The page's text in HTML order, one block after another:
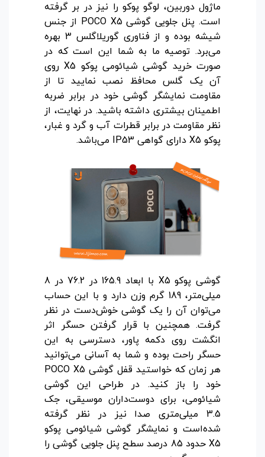
ماژول دوربین، لوگو پوکو را نیز در بر گرفته
است. پنل جلویی گوشی POCO X5 از جنس
شیشه بوده و از فناوری گوریلاگلس 3 بهره
می‌برد. توصیه ما به شما این است که در
صورت خرید گوشی شیائومی پوکو X5 روی
آن یک گلس محافظ نصب نمایید تا از
مقاومت نمایشگر گوشی خود در برابر ضربه
اطمینان بیشتری داشته باشید. در نهایت، از
نظر مقاومت در برابر قطرات آب و گرد و غبار،
پوکو X5 دارای گواهی IP53 می‌باشد.
گوشی پوکو X5 با ابعاد 165.9 در 76.2 در 8
میلی‌متر، 189 گرم وزن دارد و با این حساب
می‌توان آن را یک گوشی خوش‌دست در نظر
گرفت. همچنین با قرار گرفتن حسگر اثر
انگشت روی دکمه پاور، دسترسی به این
حسگر راحت بوده و شما به آسانی می‌توانید
هر زمان که خواستید قفل گوشی POCO X5
خود را باز کنید. در طراحی این گوشی
شیائومی، برای دوست‌داران موسیقی، جک
3.5 میلی‌متری صدا نیز در نظر گرفته
شده‌است و نمایشگر گوشی شیائومی پوکو
X5 حدود 85 درصد سطح پنل جلویی گوشی را